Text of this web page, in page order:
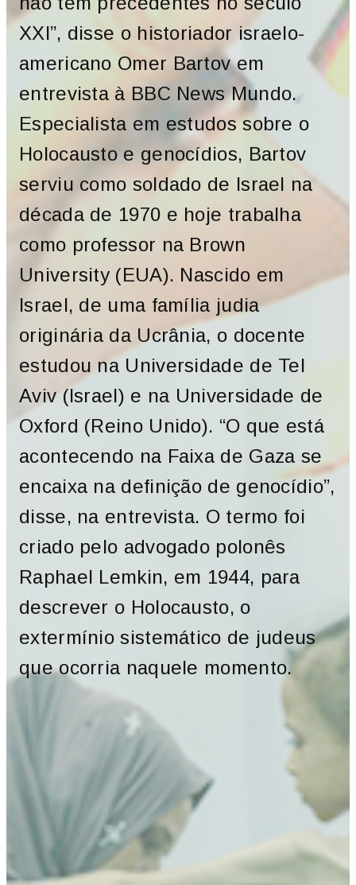
XXI”, disse o historiador israelo-
americano Omer Bartov em
entrevista à BBC News Mundo.
Especialista em estudos sobre o
Holocausto e genocídios, Bartov
serviu como soldado de Israel na
década de 1970 e hoje trabalha
como professor na Brown
University (EUA). Nascido em
Israel, de uma família judia
originária da Ucrânia, o docente
estudou na Universidade de Tel
Aviv (Israel) e na Universidade de
Oxford (Reino Unido). “O que está
acontecendo na Faixa de Gaza se
encaixa na definição de genocídio”,
disse, na entrevista. O termo foi
criado pelo advogado polonês
Raphael Lemkin, em 1944, para
descrever o Holocausto, o
extermínio sistemático de judeus
que ocorria naquele momento.